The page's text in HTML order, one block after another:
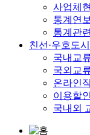
사업체
통계연보
통계관
친선·우호도시
국내교
국외교
온라인
이용할
국내외